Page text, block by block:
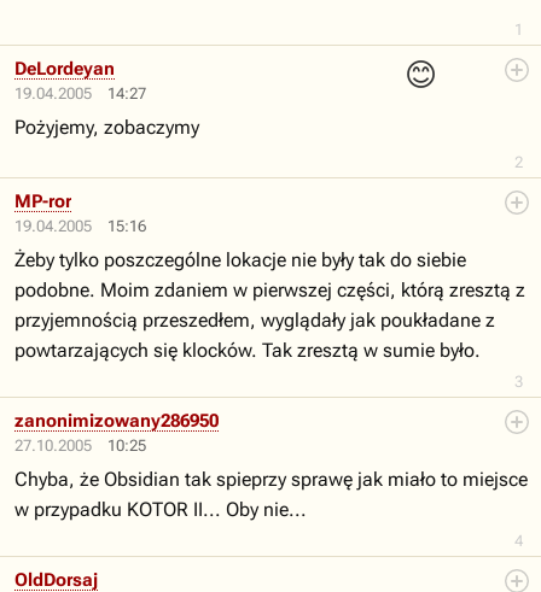
1
19.04.2005 14:27
😊
2
DeLordeyan
Pożyjemy, zobaczymy
19.04.2005 15:16
3
MP-ror
Żeby tylko poszczególne lokacje nie były tak do siebie
podobne. Moim zdaniem w pierwszej części, którą zresztą z
przyjemnością przeszedłem, wyglądały jak poukładane z
powtarzających się klocków. Tak zresztą w sumie było.
27.10.2005 10:25
4
zanonimizowany286950
Chyba, że Obsidian tak spieprzy sprawę jak miało to miejsce
w przypadku KOTOR II... Oby nie...
OldDorsaj